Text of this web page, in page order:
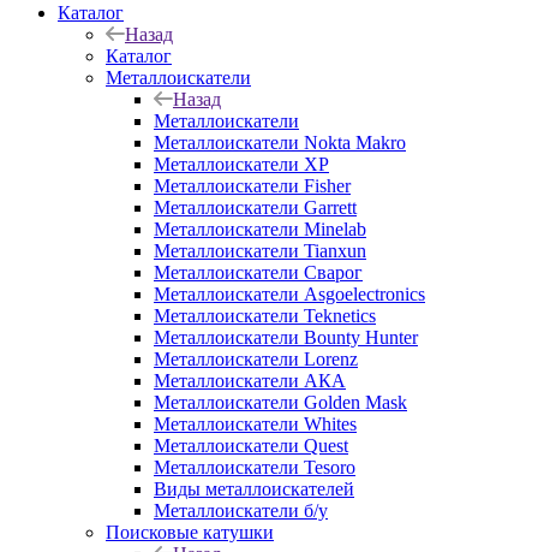
Каталог
Назад
Каталог
Металлоискатели
Назад
Металлоискатели
Металлоискатели Nokta Makro
Металлоискатели XP
Металлоискатели Fisher
Металлоискатели Garrett
Металлоискатели Minelab
Металлоискатели Tianxun
Металлоискатели Сварог
Металлоискатели Asgoelectronics
Металлоискатели Teknetics
Металлоискатели Bounty Hunter
Металлоискатели Lorenz
Металлоискатели АКА
Металлоискатели Golden Mask
Металлоискатели Whites
Металлоискатели Quest
Металлоискатели Tesoro
Виды металлоискателей
Металлоискатели б/у
Поисковые катушки